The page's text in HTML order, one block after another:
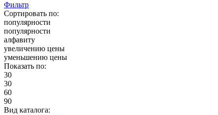
Фильтр
Сортировать по:
популярности
популярности
алфавиту
увеличению цены
уменьшению цены
Показать по:
30
30
60
90
Вид каталога: